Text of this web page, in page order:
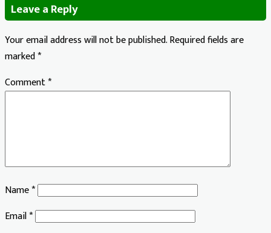
Leave a Reply
Your email address will not be published.Required fields are
marked*
Comment*
Name*
Email*